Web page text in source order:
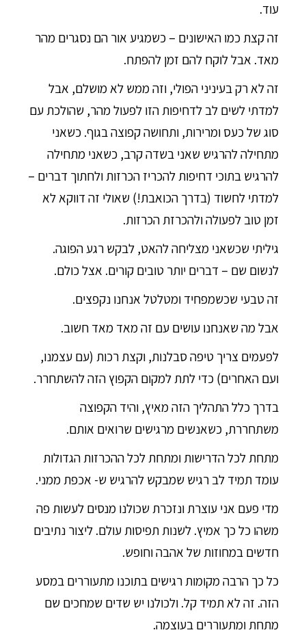
עוד.
זה קצת כמו האישונים – כשמגיע אור הם נסגרים מהר
מאד. אבל לוקח להם זמן להפתח.
זה לא רק בעיניני הפולי, וזה ממש לא מושלם, אבל
למדתי לשים לב לדחיפות הזו לפעול מהר, שהולכת עם
סוג של כעס ומרירות, ותחושה קפוצה בגוף. כשאני
מתחילה להרגיש שאני בשדה קרב, כשאני מתחילה
להרגיש בתוכי דחיפות להכריז הכרזות ולחתוך דברים –
למדתי לחשוד (בדרך הכואבת!) שאולי זה דווקא לא
זמן טוב לפעולה ולהכרזת הכרזות.
גיליתי שכשאני מצליחה להאט, לבקש רגע הפוגה.
לנשום שם – דברים יותר טובים קורים. אצל כולם.
זה טבעי שכשמפחיד ומטלטל אנחנו נקפצים.
אבל מה שאנחנו עושים עם זה מאד מאד חשוב.
לפעמים צריך טיפה סבלנות, וקצת רכות (עם עצמנו,
ועם האחרים) כדי לתת למקום הקפוץ הזה להשתחרר.
בדרך כלל התהליך הזה מאיץ, והיד הקפוצה
משתחררת, כשאנשים מרגישים שרואים אותם.
מתחת לכל הדרישות ומתחת לכל ההכרזות הגדולות
עומד תמיד לב רגיש שמבקש להרגיש ש- אכפת ממני.
מדי פעם אני עוצרת ונזכרת שכולנו מנסים לעשות פה
משהו כל כך אמיץ. לשנות תפיסות עולם. ליצור נתיבים
חדשים במחוזות של אהבה וחופש.
כל כך הרבה מקומות רגישים בתוכנו מתעוררים במסע
הזה. זה לא תמיד קל. ולכולנו יש שדים שמחכים שם
מתחת ומתעוררים בעוצמה.